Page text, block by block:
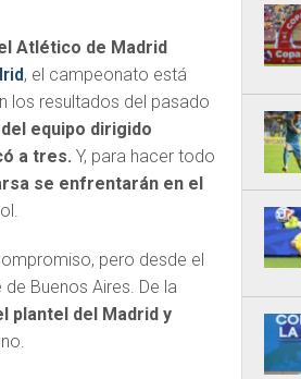
Atlético de Madrid
, el campeonato está
los resultados del pasado
equipo dirigido
a tres. Y, para hacer todo
se enfrentarán en el
pero desde el
Buenos Aires. De la
plantel del Madrid y